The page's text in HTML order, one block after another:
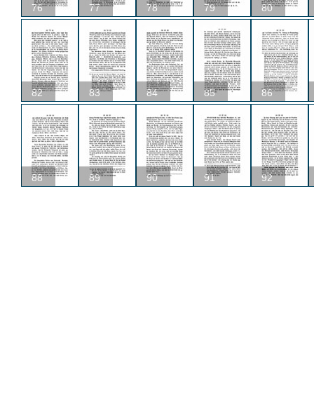
76 77 78 79 80
82 83 84 85 86
88 89 90 91 92